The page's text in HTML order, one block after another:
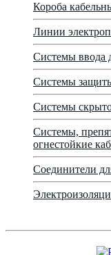
Короба
Линии
Системы ввода
Системы
Системы
Системы,
огнестойкие
Соединители